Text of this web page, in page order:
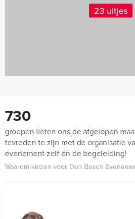
23 uitjes
730
groepen lieten ons de afgelopen
tevreden te zijn met de organisatie
evenement zelf én de begeleiding!
Waarom kiezen voor Den Bosch